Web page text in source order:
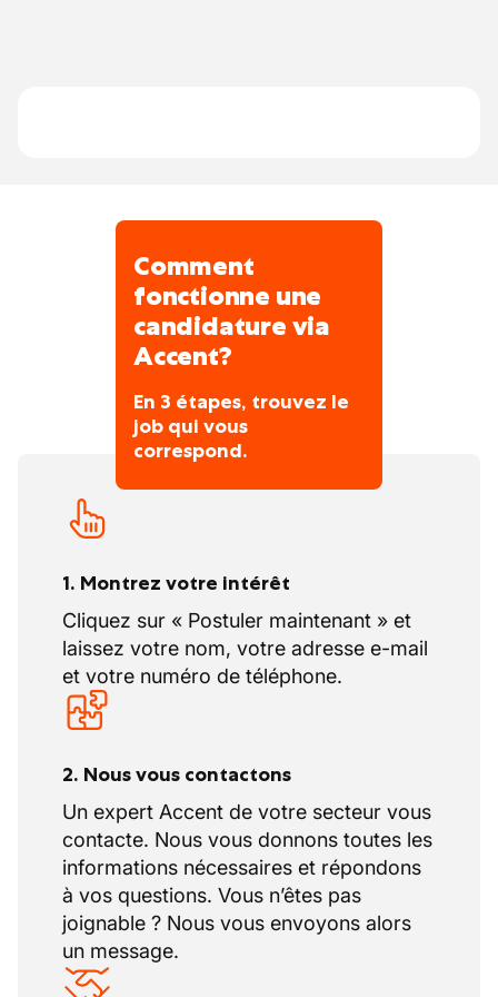
Comment
fonctionne une
candidature via
Accent?
En 3 étapes, trouvez le
job qui vous
correspond.
1. Montrez votre intérêt
Cliquez sur « Postuler maintenant » et
laissez votre nom, votre adresse e-mail
et votre numéro de téléphone.
2. Nous vous contactons
Un expert Accent de votre secteur vous
contacte. Nous vous donnons toutes les
informations nécessaires et répondons
à vos questions. Vous n’êtes pas
joignable ? Nous vous envoyons alors
un message.